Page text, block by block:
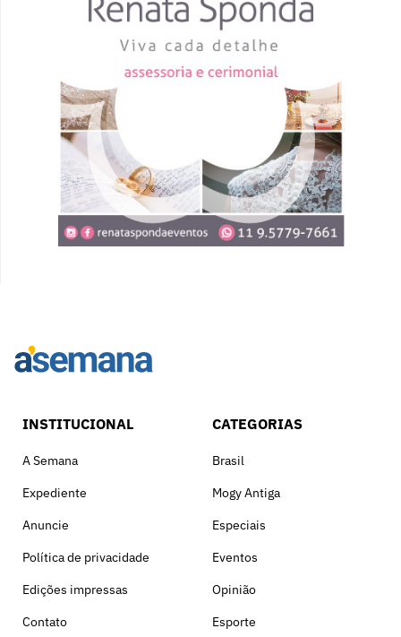
INSTITUCIONAL
A Semana
Expediente
Anuncie
Política de privacidade
Edições impressas
Contato
CATEGORIAS
Brasil
Mogy Antiga
Especiais
Eventos
Opinião
Esporte